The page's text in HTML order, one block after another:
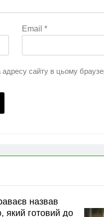
Email *
сайту в цьому
назвав
який готовий до